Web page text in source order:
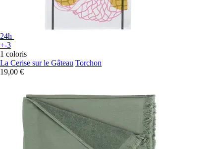
24h
+-3
1 coloris
La Cerise sur le Gâteau Torchon
19,00 €